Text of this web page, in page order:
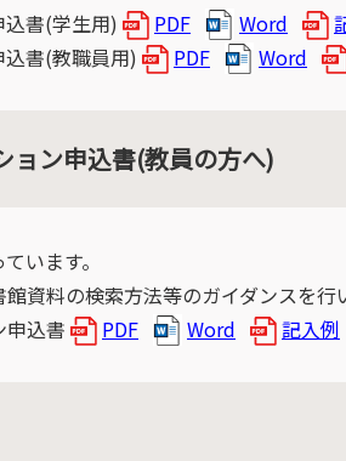
書(学生用)
PDF Word
書(教職員用)
PDF Word
ョン申込書(教員の方へ)
います。
資料の検索方法等のガイダンスを
申込書
PDF Word 記入例